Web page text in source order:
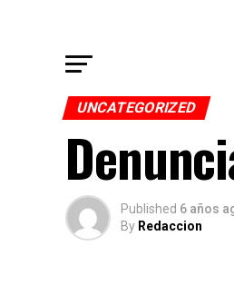
UNCATEGORIZED
Published 6 años
By Redaccion